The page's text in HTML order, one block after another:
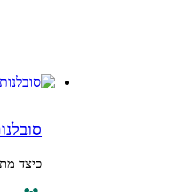
כיצד מתבטא ערך